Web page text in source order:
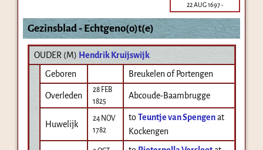
22 AUG 1697-
Gezinsblad - Echtgeno(o)t(e)
OUDER (M) Hendrik Kruijswijk
Geboren
Breukelen of Portengen
Overleden
28 FEB
1825
Abcoude-Baambrugge
Huwelijk
24 NOV
1782
toTeuntje van Spengen at
Kockengen